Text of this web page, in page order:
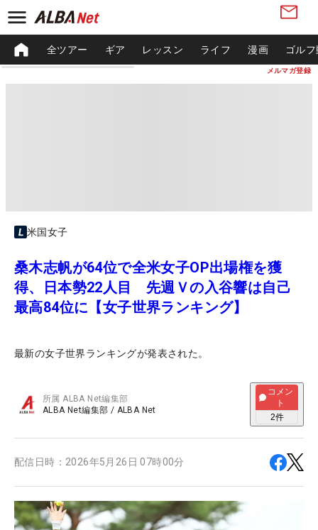
メルマガ登録
全ツアー ギア レッスン ライフ 漫画 ゴル
米国女子
桑木志帆が64位で全米女子OP出場権を獲
得、日本勢22人目 先週Ｖの入谷響は自己
最高84位に【女子世界ランキング】
最新の女子世界ランキングが発表された。
所属ALBA Net編集部
ALBA Net編集部 / ALBA Net
コメン
ト
2件
配信日時： 2026年5月26日 07時00分